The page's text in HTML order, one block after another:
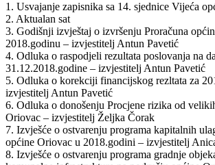
1. Usvajanje zapisnika sa 14. sjednice Vijeća
2. Aktualan sat
3. Godišnji izvještaj o izvršenju Proračuna
2018.godinu – izvjestitelj Antun Pavetić
4. Odluka o raspodjeli rezultata poslovanja na
31.12.2018.godine – izvjestitelj Antun Pavetić
5. Odluka o korekciji financijskog rezltata za
izvjestitelj Antun Pavetić
6. Odluka o donošenju Procjene rizika od
Oriovac – izvjestitelj Željka Čorak
7. Izvješće o ostvarenju programa kapitalnih
općine Oriovac u 2018.godini – izvjestitelj
8. Izvješće o ostvarenju programa gradnje